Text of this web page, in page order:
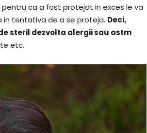
ca a fost protejat in exces le va
in tentativa de a se proteja. Deci,
steril dezvolta alergii sau astm
etc.